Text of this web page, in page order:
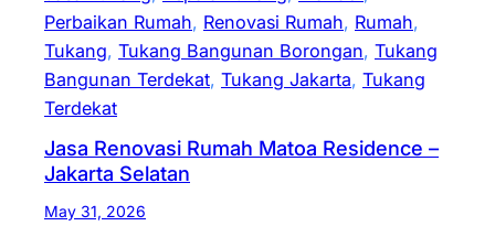
Perbaikan Rumah, Renovasi Rumah, Rumah
Tukang, Tukang Bangunan Borongan, Tukang
Bangunan Terdekat, Tukang Jakarta, Tukang
Terdekat
Jasa Renovasi Rumah Matoa Residence –
Jakarta Selatan
May 31, 2026